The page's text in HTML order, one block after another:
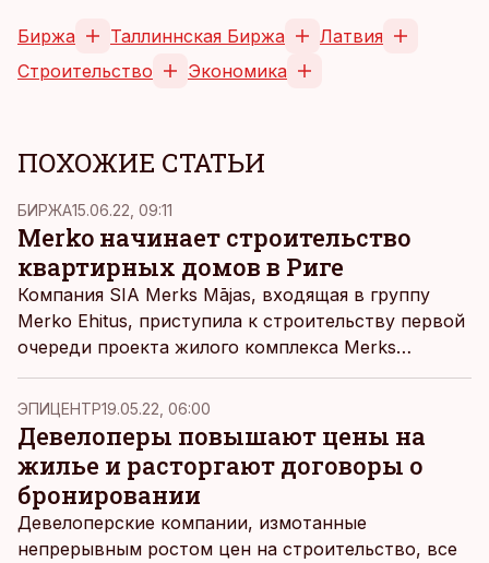
Биржа Таллиннская Биржа
Латвия
Строительство
Экономика
ПОХОЖИЕ СТАТЬИ
БИРЖА15.06.22, 09:11
Merko начинает строительство
квартирных домов в Риге
Компания SIA Merks Mājas, входящая в группу
Merko Ehitus, приступила к строительству первой
очереди проекта жилого комплекса Merks
Magnolijas в Риге.
ЭПИЦЕНТР19.05.22, 06:00
Девелоперы повышают цены на
жилье и расторгают договоры о
бронировании
Девелоперские компании, измотанные
непрерывным ростом цен на строительство, все